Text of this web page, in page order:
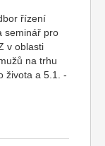
řízení
seminář pro
v oblasti
na trhu
života a 5.1. -